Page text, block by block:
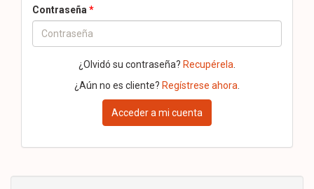
Contraseña *
¿Olvidó su contraseña? Recupérela
¿Aún no es cliente? Regístrese ahora
Acceder a mi cuenta